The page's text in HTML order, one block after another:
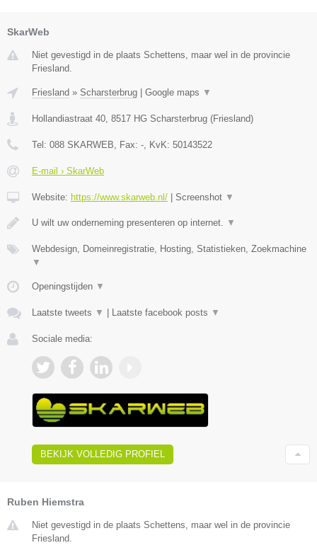
SkarWeb
Niet gevestigd in de plaats Schettens, maar wel in de provincie
Friesland.
Friesland » Scharsterbrug Google maps ▼
Hollandiastraat 40 8517 HG Scharsterbrug (Friesland)
Tel: 088 SKARWEB , Fax: - , KvK: 50143522
E-mail › SkarWeb
Website: https://www.skarweb.nl/ Screenshot ▼
U wilt uw onderneming presenteren op internet. ▼
Webdesign, Domeinregistratie, Hosting, Statistieken, Zoekmachine
▼
Openingstijden ▼
Laatste tweets ▼ Laatste facebook posts ▼
Sociale media:
BEKIJK VOLLEDIG PROFIEL
Ruben Hiemstra
Niet gevestigd in de plaats Schettens, maar wel in de provincie
Friesland.